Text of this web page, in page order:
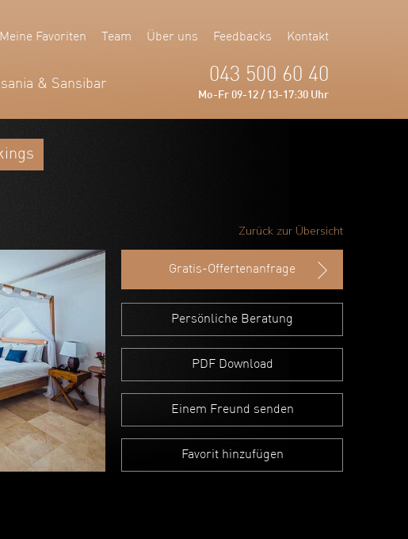
& Sansibar
Meine Favoriten Team Über uns Feedbacks Kontakt
043 500 60 40
Mo-Fr 09-12 / 13-17:30 Uhr
Zurück zur Übersicht
Gratis-Offertenanfrage
Persönliche Beratung
PDF Download
Einem Freund senden
Favorit hinzufügen